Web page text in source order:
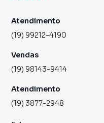
Atendimento
(19) 99212-4190
Vendas
(19) 98143-9414
Atendimento
(19) 3877-2948